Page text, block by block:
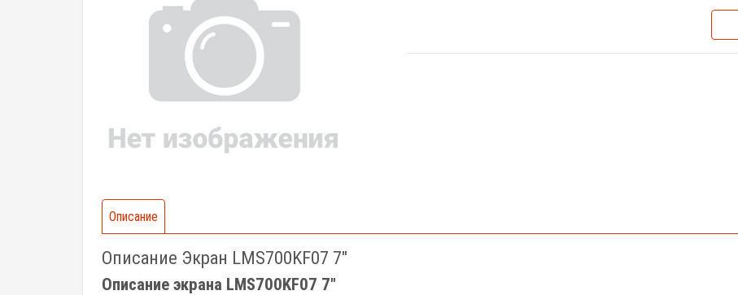
Описание
Описание Экран LMS700KF07 7"
Описание экрана LMS700KF07 7"